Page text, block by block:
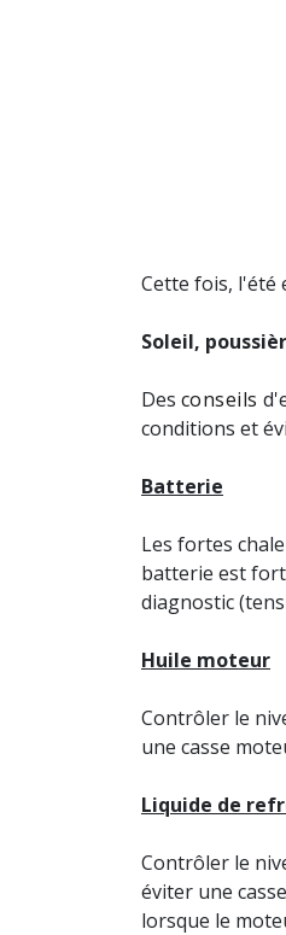
Cette fois, l'été
Soleil,
Des conseils
conditions et
Batterie
Les fortes
batterie est
diagnostic
Huile moteur
Contrôler le
une casse
Liquide de
Contrôler le
éviter une
lorsque le